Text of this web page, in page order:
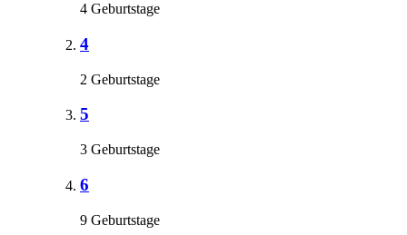
4 Geburtstage
4
2 Geburtstage
5
3 Geburtstage
6
9 Geburtstage